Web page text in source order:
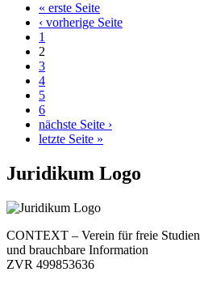
« erste Seite
‹ vorherige Seite
1
2
3
4
5
6
nächste Seite ›
letzte Seite »
Juridikum Logo
CONTEXT – Verein für freie Studien
und brauchbare Information
ZVR 499853636